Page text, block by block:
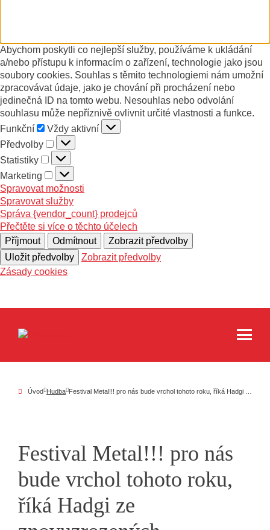
Abychom poskytli co nejlepší služby, používáme k ukládání
a/nebo přístupu k informacím o zařízení, technologie jako jsou
soubory cookies. Souhlas s těmito technologiemi nám umožní
zpracovávat údaje, jako je chování při procházení nebo
jedinečná ID na tomto webu. Nesouhlas nebo odvolání
souhlasu může nepříznivě ovlivnit určité vlastnosti a funkce.
Funkční
Funkční
Vždy aktivní
Předvolby
Předvolby
Statistiky
Statistiky
Marketing
Marketing
Spravovat možnosti
Spravovat služby
Správa {vendor_count} prodejců
Přečtěte si více o těchto účelech
Příjmout
Odmítnout
Zobrazit předvolby
Uložit předvolby
Zobrazit předvolby
Zásady cookies
Úvod Hudba
Festival Metal!!! pro nás
bude vrchol tohoto roku,
říká Hadgi ze